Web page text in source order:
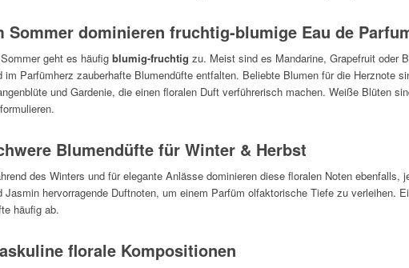
Sommer dominieren fruchtig-blumige Eau de
geht es häufig blumig-fruchtig zu. Meist sind es Mandarine, Grapefruit oder
im Parfümherz zauberhafte Blumendüfte entfalten. Beliebte Blumen für die Herznote
und Gardenie, die einen floralen Duft verführerisch machen. Weiße Blüten
Blumendüfte für Winter & Herbst
des Winters und für elegante Anlässe dominieren diese floralen Noten
Jasmin hervorragende Duftnoten, um einem Parfüm olfaktorische Tiefe zu verleihen.
häufig ab.
florale Kompositionen